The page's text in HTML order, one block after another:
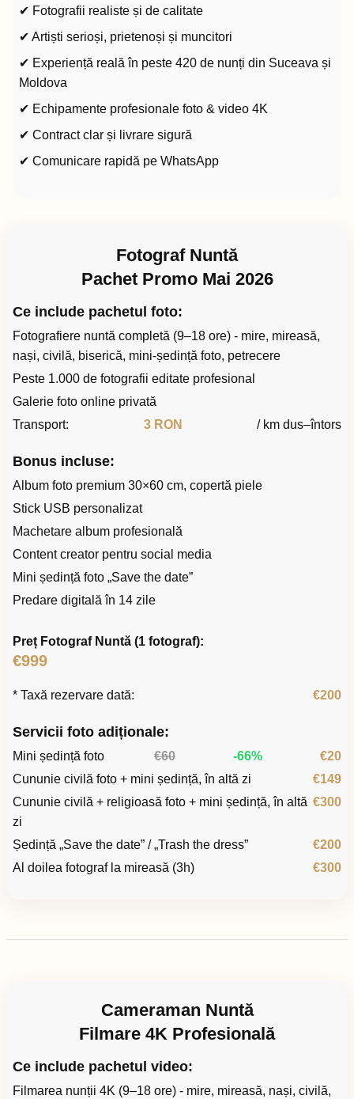
✔ Fotografii realiste și de calitate
✔ Artiști serioși, prietenoși și muncitori
✔ Experiență reală în peste 420 de nunți din Suceava și
Moldova
✔ Echipamente profesionale foto & video 4K
✔ Contract clar și livrare sigură
✔ Comunicare rapidă pe WhatsApp
Fotograf Nuntă
Pachet Promo Mai 2026
Ce include pachetul foto:
Fotografiere nuntă completă (9–18 ore) - mire, mireasă,
nași, civilă, biserică, mini-ședință foto, petrecere
Peste 1.000 de fotografii editate profesional
Galerie foto online privată
Transport:
3 RON / km dus–întors
Bonus incluse:
Album foto premium 30×60 cm, copertă piele
Stick USB personalizat
Machetare album profesională
Content creator pentru social media
Mini ședință foto „Save the date”
Predare digitală în 14 zile
Preț Fotograf Nuntă (1 fotograf):
€999
* Taxă rezervare dată: €200
Servicii foto adiționale:
Mini ședință foto €60 -66%
€20
Cununie civilă foto + mini ședință, în altă zi
€149
Cununie civilă + religioasă foto + mini ședință, în altă
zi
€300
Ședință „Save the date” / „Trash the dress”
€200
Al doilea fotograf la mireasă (3h)
€300
Cameraman Nuntă
Filmare 4K Profesională
Ce include pachetul video:
Filmarea nunții 4K (9–18 ore) - mire, mireasă, nași, civilă,